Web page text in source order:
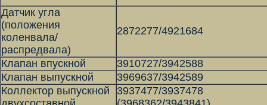
Датчик угла
(положения
коленвала/
распредвала)
2872277/4921684
Клапан впускной
3910727/3942588
Клапан выпускной
3969637/3942589
Коллектор выпускной
3937477/3937478